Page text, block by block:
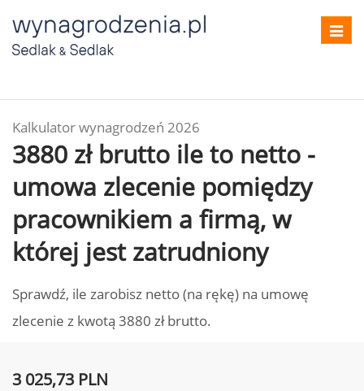
Kalkulator wynagrodzeń 2026
3880 zł brutto ile to netto -
umowa zlecenie pomiędzy
pracownikiem a firmą, w
której jest zatrudniony
Sprawdź, ile zarobisz netto (na rękę) na umowę
zlecenie z kwotą 3880 zł brutto.
3 025,73 PLN